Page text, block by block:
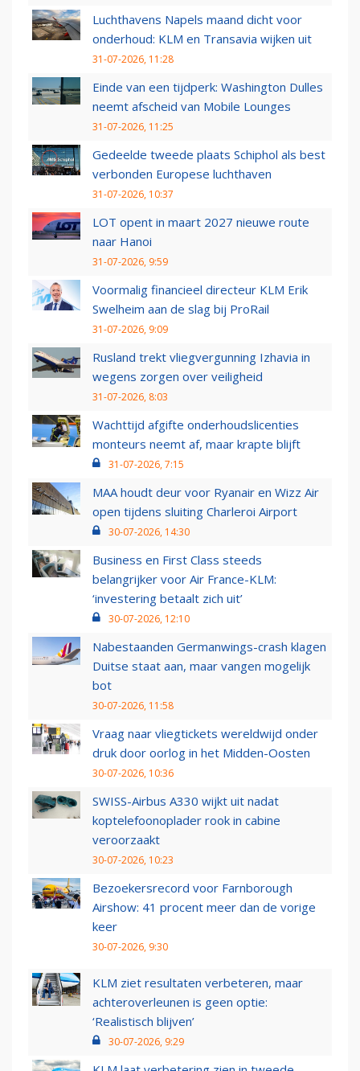
Luchthavens Napels maand dicht voor
onderhoud: KLM en Transavia wijken uit
31-07-2026, 11:28
Einde van een tijdperk: Washington Dulles
neemt afscheid van Mobile Lounges
31-07-2026, 11:25
Gedeelde tweede plaats Schiphol als best
verbonden Europese luchthaven
31-07-2026, 10:37
LOT opent in maart 2027 nieuwe route
naar Hanoi
31-07-2026, 9:59
Voormalig financieel directeur KLM Erik
Swelheim aan de slag bij ProRail
31-07-2026, 9:09
Rusland trekt vliegvergunning Izhavia in
wegens zorgen over veiligheid
31-07-2026, 8:03
Wachttijd afgifte onderhoudslicenties
monteurs neemt af, maar krapte blijft
31-07-2026, 7:15
MAA houdt deur voor Ryanair en Wizz Air
open tijdens sluiting Charleroi Airport
30-07-2026, 14:30
Business en First Class steeds
belangrijker voor Air France-KLM:
‘investering betaalt zich uit’
30-07-2026, 12:10
Nabestaanden Germanwings-crash klagen
Duitse staat aan, maar vangen mogelijk
bot
30-07-2026, 11:58
Vraag naar vliegtickets wereldwijd onder
druk door oorlog in het Midden-Oosten
30-07-2026, 10:36
SWISS-Airbus A330 wijkt uit nadat
koptelefoonoplader rook in cabine
veroorzaakt
30-07-2026, 10:23
Bezoekersrecord voor Farnborough
Airshow: 41 procent meer dan de vorige
keer
30-07-2026, 9:30
KLM ziet resultaten verbeteren, maar
achteroverleunen is geen optie:
‘Realistisch blijven’
30-07-2026, 9:29